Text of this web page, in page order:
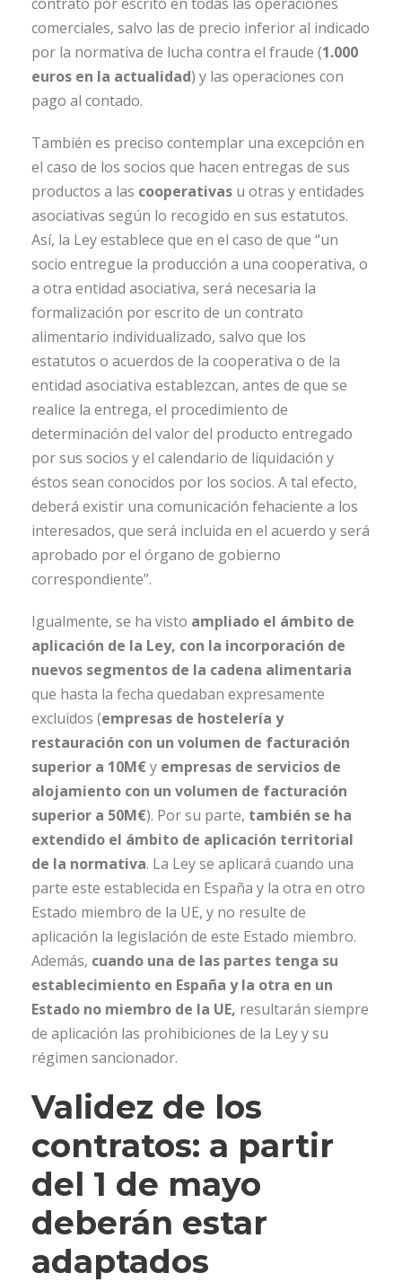
comerciales, salvo las de precio inferior al indicado
por la normativa de lucha contra el fraude (1.000
euros en la actualidad) y las operaciones con
pago al contado.
También es preciso contemplar una excepción en
el caso de los socios que hacen entregas de sus
productos a las cooperativas u otras y entidades
asociativas según lo recogido en sus estatutos.
Así, la Ley establece que en el caso de que “un
socio entregue la producción a una cooperativa, o
a otra entidad asociativa, será necesaria la
formalización por escrito de un contrato
alimentario individualizado, salvo que los
estatutos o acuerdos de la cooperativa o de la
entidad asociativa establezcan, antes de que se
realice la entrega, el procedimiento de
determinación del valor del producto entregado
por sus socios y el calendario de liquidación y
éstos sean conocidos por los socios. A tal efecto,
deberá existir una comunicación fehaciente a los
interesados, que será incluida en el acuerdo y será
aprobado por el órgano de gobierno
correspondiente”.
Igualmente, se ha visto ampliado el ámbito de
aplicación de la Ley, con la incorporación de
nuevos segmentos de la cadena alimentaria
que hasta la fecha quedaban expresamente
excluidos (empresas de hostelería y
restauración con un volumen de facturación
superior a 10M€ y empresas de servicios de
alojamiento con un volumen de facturación
superior a 50M€). Por su parte, también se ha
extendido el ámbito de aplicación territorial
de la normativa. La Ley se aplicará cuando una
parte este establecida en España y la otra en otro
Estado miembro de la UE, y no resulte de
aplicación la legislación de este Estado miembro.
Además, cuando una de las partes tenga su
establecimiento en España y la otra en un
Estado no miembro de la UE, resultarán siempre
de aplicación las prohibiciones de la Ley y su
régimen sancionador.
Validez de los
contratos: a partir
del 1 de mayo
deberán estar
adaptados